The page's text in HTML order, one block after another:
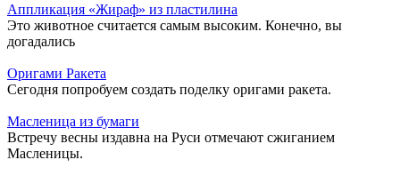
Аппликация «Жираф» из пластилина
Это животное считается самым высоким. Конечно, вы
догадались
Оригами Ракета
Сегодня попробуем создать поделку оригами ракета.
Масленица из бумаги
Встречу весны издавна на Руси отмечают сжиганием
Масленицы.